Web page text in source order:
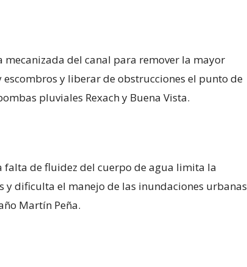
mecanizada del canal para remover la mayor
y liberar de obstrucciones el punto de
pluviales Rexach y Buena Vista.
de fluidez del cuerpo de agua limita la
y dificulta el manejo de las inundaciones urbanas
Martín Peña.